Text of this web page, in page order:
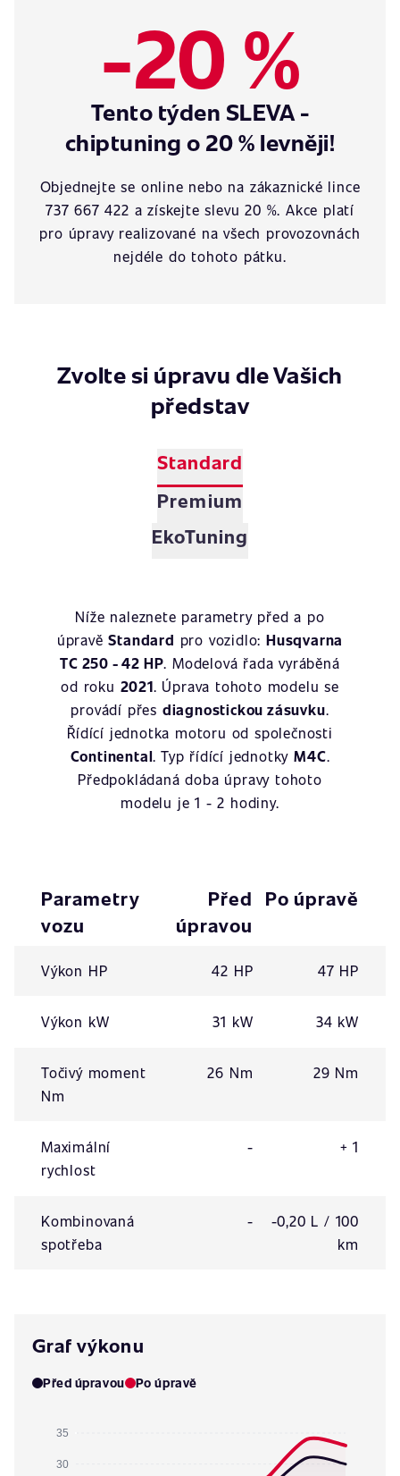
-20 %
Tento týden SLEVA -
chiptuning o 20 % levněji!
Objednejte se online nebo na zákaznické lince
737 667 422 a získejte slevu 20 %. Akce platí
pro úpravy realizované na všech provozovnách
nejdéle do tohoto pátku.
Zvolte si úpravu dle Vašich
představ
Standard
Premium
EkoTuning
Níže naleznete parametry před a po
úpravěStandard pro vozidlo: Husqvarna
TC 250 - 42 HP. Modelová řada vyráběná
od roku 2021. Úprava tohoto modelu se
provádí přes diagnostickou zásuvku.
Řídící jednotka motoru od společnosti
Continental. Typ řídící jednotkyM4C.
Předpokládaná doba úpravy tohoto
modelu je 1 - 2 hodiny.
Parametry
vozu
Před
úpravou
Po úpravě
Výkon HP 42 HP 47 HP
Výkon kW 31 kW 34 kW
Točivý moment
Nm
26 Nm 29 Nm
Maximální
rychlost
- + 1
Kombinovaná
spotřeba
-
-0,20 L / 100
km
Graf výkonu
Před úpravou Po úpravě
35
30